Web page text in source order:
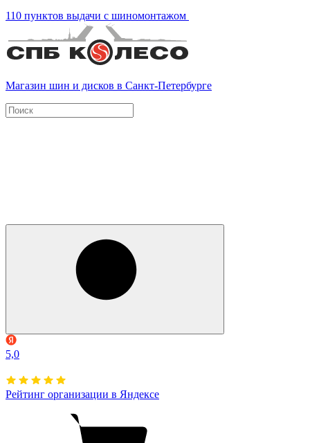
110 пунктов выдачи с шиномонтажом
Магазин шин и дисков в Санкт-Петербурге
5,0
Рейтинг организации в Яндексе